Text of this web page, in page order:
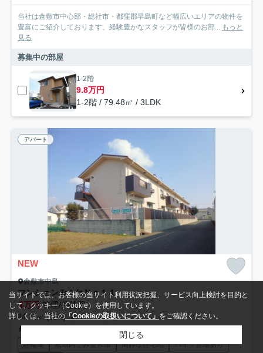
当社は倉敷市中心部・総社市・都窪郡早島町など幅広いエリアの物件を
豊富にご紹介しております。経験豊かなスタッフが皆様のお部...
もっと
見る
募集中の部屋
1-2階
9.8万円
1-2階 / 79.48㎡ / 3LDK
アパート
NEW
倉敷市中島
マンションみふねＮｏ１１
4万円管理/共益費-
44.71㎡ (2DK) /築37年 /2階建
水島臨海鉄道「福井」駅 徒歩10分
駐輪場 敷地内ごみ置き場 閑静な住宅地 バイク置場あり
当サイトでは、お客様の当サイト利用状況把握、サービス向上検討を目的と
して、クッキー（Cookie）を使用しています。
詳しくは、当社の 「Cookieの取扱いについて」 をご確認ください。
閉じる